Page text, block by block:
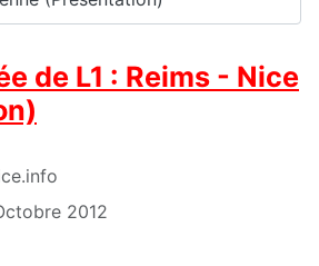
de L1 : Reims - Nice
2012